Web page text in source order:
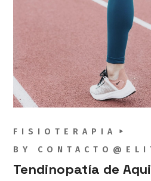
FISIOTERAPIA
BY
Tendinopatía de